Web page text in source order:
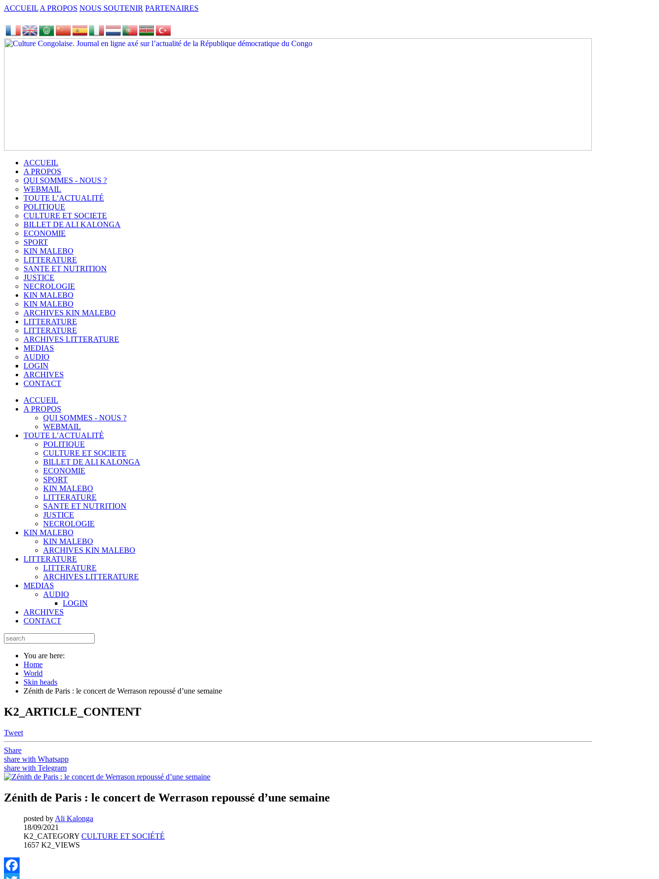
ACCUEIL A PROPOS NOUS SOUTENIR PARTENAIRES
ACCUEIL
A PROPOS
QUI SOMMES - NOUS ?
WEBMAIL
TOUTE L’ACTUALITÉ
POLITIQUE
CULTURE ET SOCIETE
BILLET DE ALI KALONGA
ECONOMIE
SPORT
KIN MALEBO
LITTERATURE
SANTE ET NUTRITION
JUSTICE
NECROLOGIE
KIN MALEBO
KIN MALEBO
ARCHIVES KIN MALEBO
LITTERATURE
LITTERATURE
ARCHIVES LITTERATURE
MEDIAS
AUDIO
LOGIN
ARCHIVES
CONTACT
ACCUEIL
A PROPOS
QUI SOMMES - NOUS ?
WEBMAIL
TOUTE L’ACTUALITÉ
POLITIQUE
CULTURE ET SOCIETE
BILLET DE ALI KALONGA
ECONOMIE
SPORT
KIN MALEBO
LITTERATURE
SANTE ET NUTRITION
JUSTICE
NECROLOGIE
KIN MALEBO
KIN MALEBO
ARCHIVES KIN MALEBO
LITTERATURE
LITTERATURE
ARCHIVES LITTERATURE
MEDIAS
AUDIO
LOGIN
ARCHIVES
CONTACT
You are here:
Home
World
Skin heads
Zénith de Paris : le concert de Werrason repoussé d’une semaine
K2_ARTICLE_CONTENT
Tweet
Share
share with Whatsapp
share with Telegram
Zénith de Paris : le concert de Werrason repoussé d’une semaine
posted by Ali Kalonga
18/09/2021
K2_CATEGORY CULTURE ET SOCIÉTÉ
1657 K2_VIEWS